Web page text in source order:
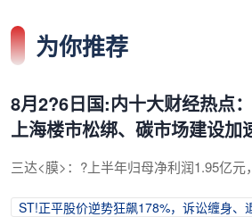
为你推荐
8月2?6日国:内十大财经热点
上海楼市松绑、碳市场建设加
三达<膜>：?上半年归母净利润1.95亿元
ST!正平股价逆势狂飙178%，诉讼缠身、